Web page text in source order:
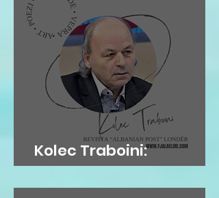
Kolec Traboini:
GJUHADOLI